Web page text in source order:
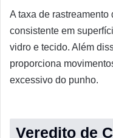
A taxa de
consistente em
vidro e tecido. Além
proporciona
excessivo do punho.
Veredito de